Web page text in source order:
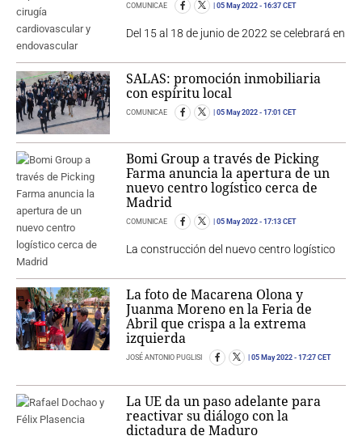
COMUNICAE 05 May 2022 - 16:37 CET
Del 15 al 18 de junio de 2022 se celebrará en
SALAS: promoción inmobiliaria
con espíritu local
COMUNICAE 05 May 2022 - 17:01 CET
Bomi Group a través de Picking
Farma anuncia la apertura de un
nuevo centro logístico cerca de
Madrid
COMUNICAE 05 May 2022 - 17:13 CET
La construcción del nuevo centro logístico
La foto de Macarena Olona y
Juanma Moreno en la Feria de
Abril que crispa a la extrema
izquierda
JOSÉ ANTONIO PUGLISI 05 May 2022 - 17:27 CET
La UE da un paso adelante para
reactivar su diálogo con la
dictadura de Maduro